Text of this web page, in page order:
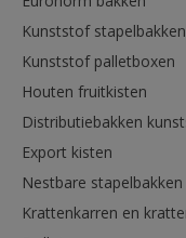
Kunststof stapelbakken
Kunststof palletboxen
Houten fruitkisten
Distributiebakken
Export kisten
Nestbare
Krattenkarren en